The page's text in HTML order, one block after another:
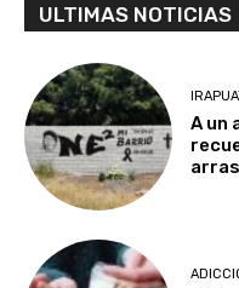
ULTIMAS NOTICIAS
A un